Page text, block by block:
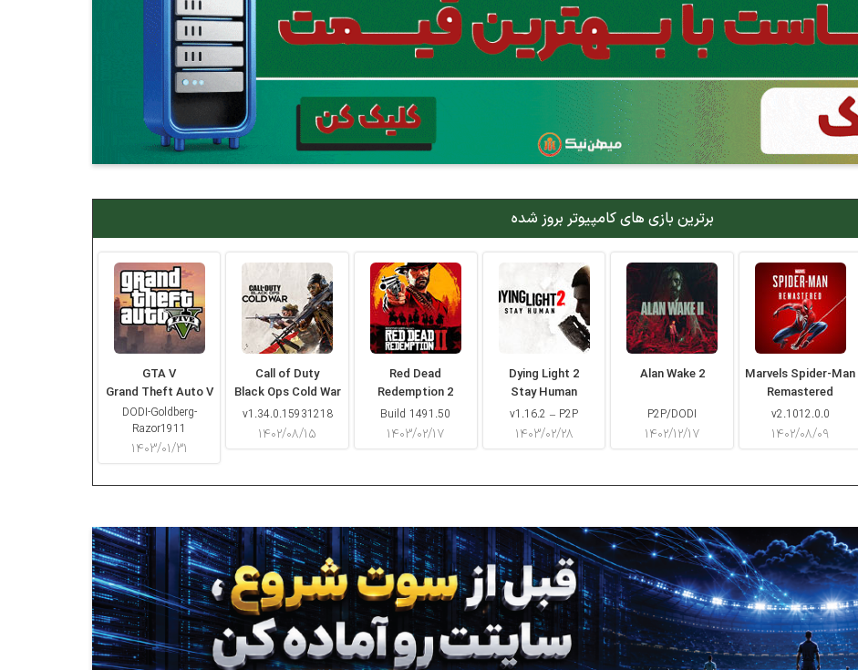
برترین بازی های کامپیوتر بروز شده
GTA V
Grand Theft Auto V
DODI-Goldberg-
Razor1911
۱۴۰۳/۰۱/۳۱
Call of Duty
Black Ops Cold War
v1.34.0.15931218
۱۴۰۲/۰۸/۱۵
Red Dead
Redemption 2
Build 1491.50
۱۴۰۳/۰۲/۱۷
Dying Light 2
Stay Human
v1.16.2 – P2P
۱۴۰۳/۰۲/۲۸
Alan Wake 2
P2P/DODI
۱۴۰۲/۱۲/۱۷
Marvels Spider-Man
Remastered
v2.1012.0.0
۱۴۰۲/۰۸/۰۹